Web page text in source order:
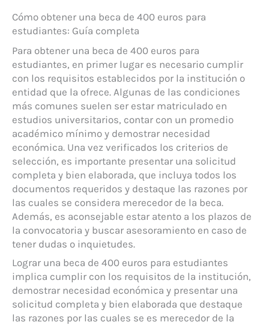
Cómo obtener una beca de 400 euros para
estudiantes: Guía completa
Para obtener una beca de 400 euros para
estudiantes, en primer lugar es necesario cumplir
con los requisitos establecidos por la institución o
entidad que la ofrece. Algunas de las condiciones
más comunes suelen ser estar matriculado en
estudios universitarios, contar con un promedio
académico mínimo y demostrar necesidad
económica. Una vez verificados los criterios de
selección, es importante presentar una solicitud
completa y bien elaborada, que incluya todos los
documentos requeridos y destaque las razones por
las cuales se considera merecedor de la beca.
Además, es aconsejable estar atento a los plazos de
la convocatoria y buscar asesoramiento en caso de
tener dudas o inquietudes.
Lograr una beca de 400 euros para estudiantes
implica cumplir con los requisitos de la institución,
demostrar necesidad económica y presentar una
solicitud completa y bien elaborada que destaque
las razones por las cuales se es merecedor de la